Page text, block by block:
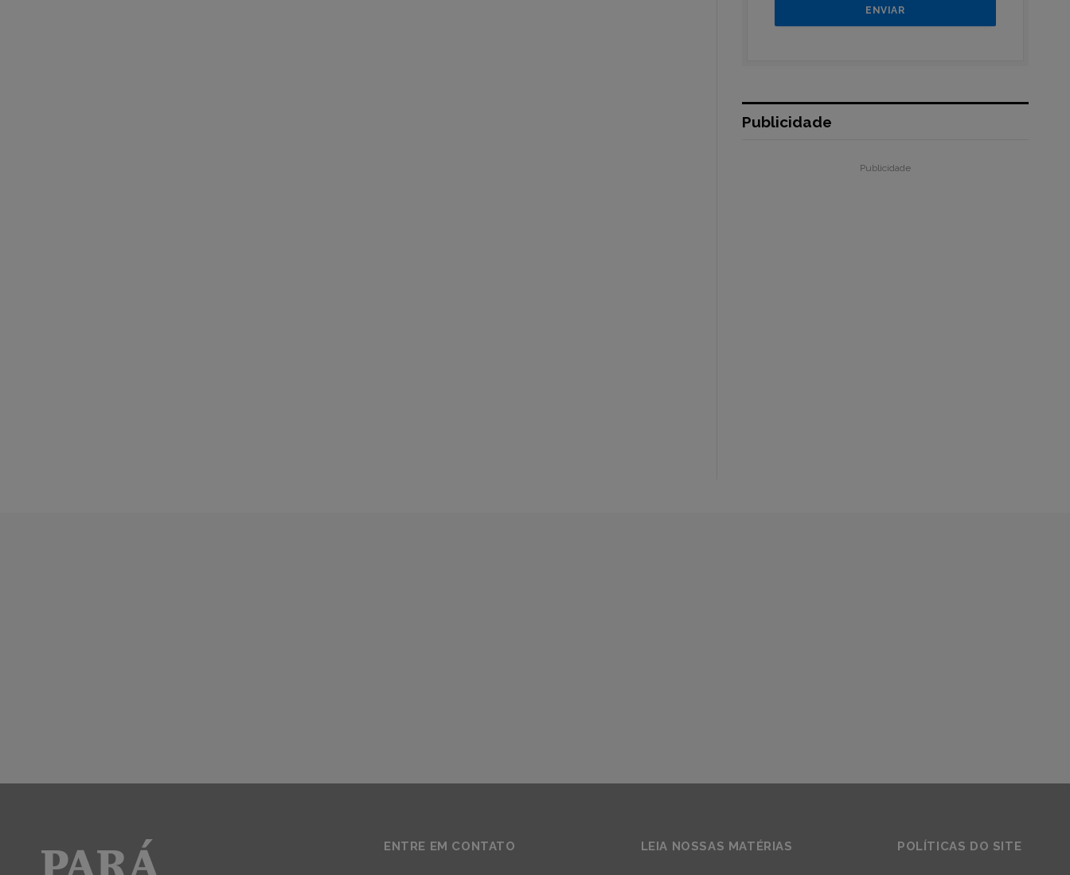
Publicidade
Publicidade
ENTRE EM CONTATO LEIA NOSSAS MATÉRIAS POLÍTICAS DO SITE